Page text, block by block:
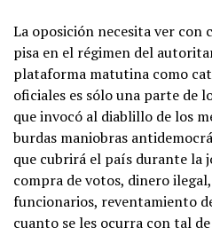
La oposición necesita ver con
pisa en el régimen del
plataforma matutina como
oficiales es sólo una parte de
que invocó al diablillo de los
burdas maniobras
que cubrirá el país durante la
compra de votos, dinero
funcionarios, reventamiento
cuanto se les ocurra con tal